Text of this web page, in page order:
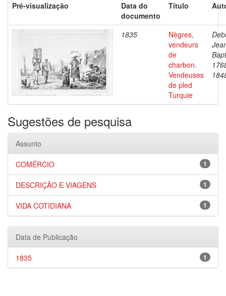
Pré-visualização
Data do
documento
Título
1835
Nègres,
vendeurs
de
charbon.
Vendeuses
de pled
Turquie
Sugestões de pesquisa
Assunto
1
COMÉRCIO
1
DESCRIÇÃO E VIAGENS
1
VIDA COTIDIANA
Data de Publicação
1
1835